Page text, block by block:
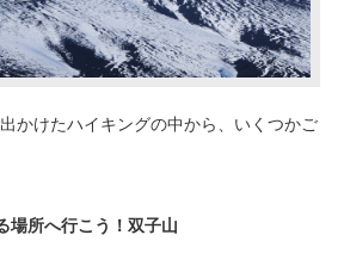
かけたハイキングの中から、いくつかご
場所へ行こう！双子山